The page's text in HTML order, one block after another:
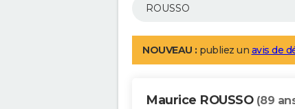
NOUVEAU : publiez un avis de
Maurice ROUSSO (89